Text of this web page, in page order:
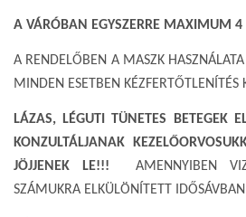
A VÁRÓBAN EGYSZERRE MAXIMUM 4
A RENDELŐBEN A MASZK
MINDEN ESETBEN KÉZFERTŐTLENÍTÉS
LÁZAS, LÉGUTI TÜNETES BETEGEK
KONZULTÁLJANAK
JÖJJENEK LE!!! AMENNYIBEN
SZÁMUKRA ELKÜLÖNÍTETT